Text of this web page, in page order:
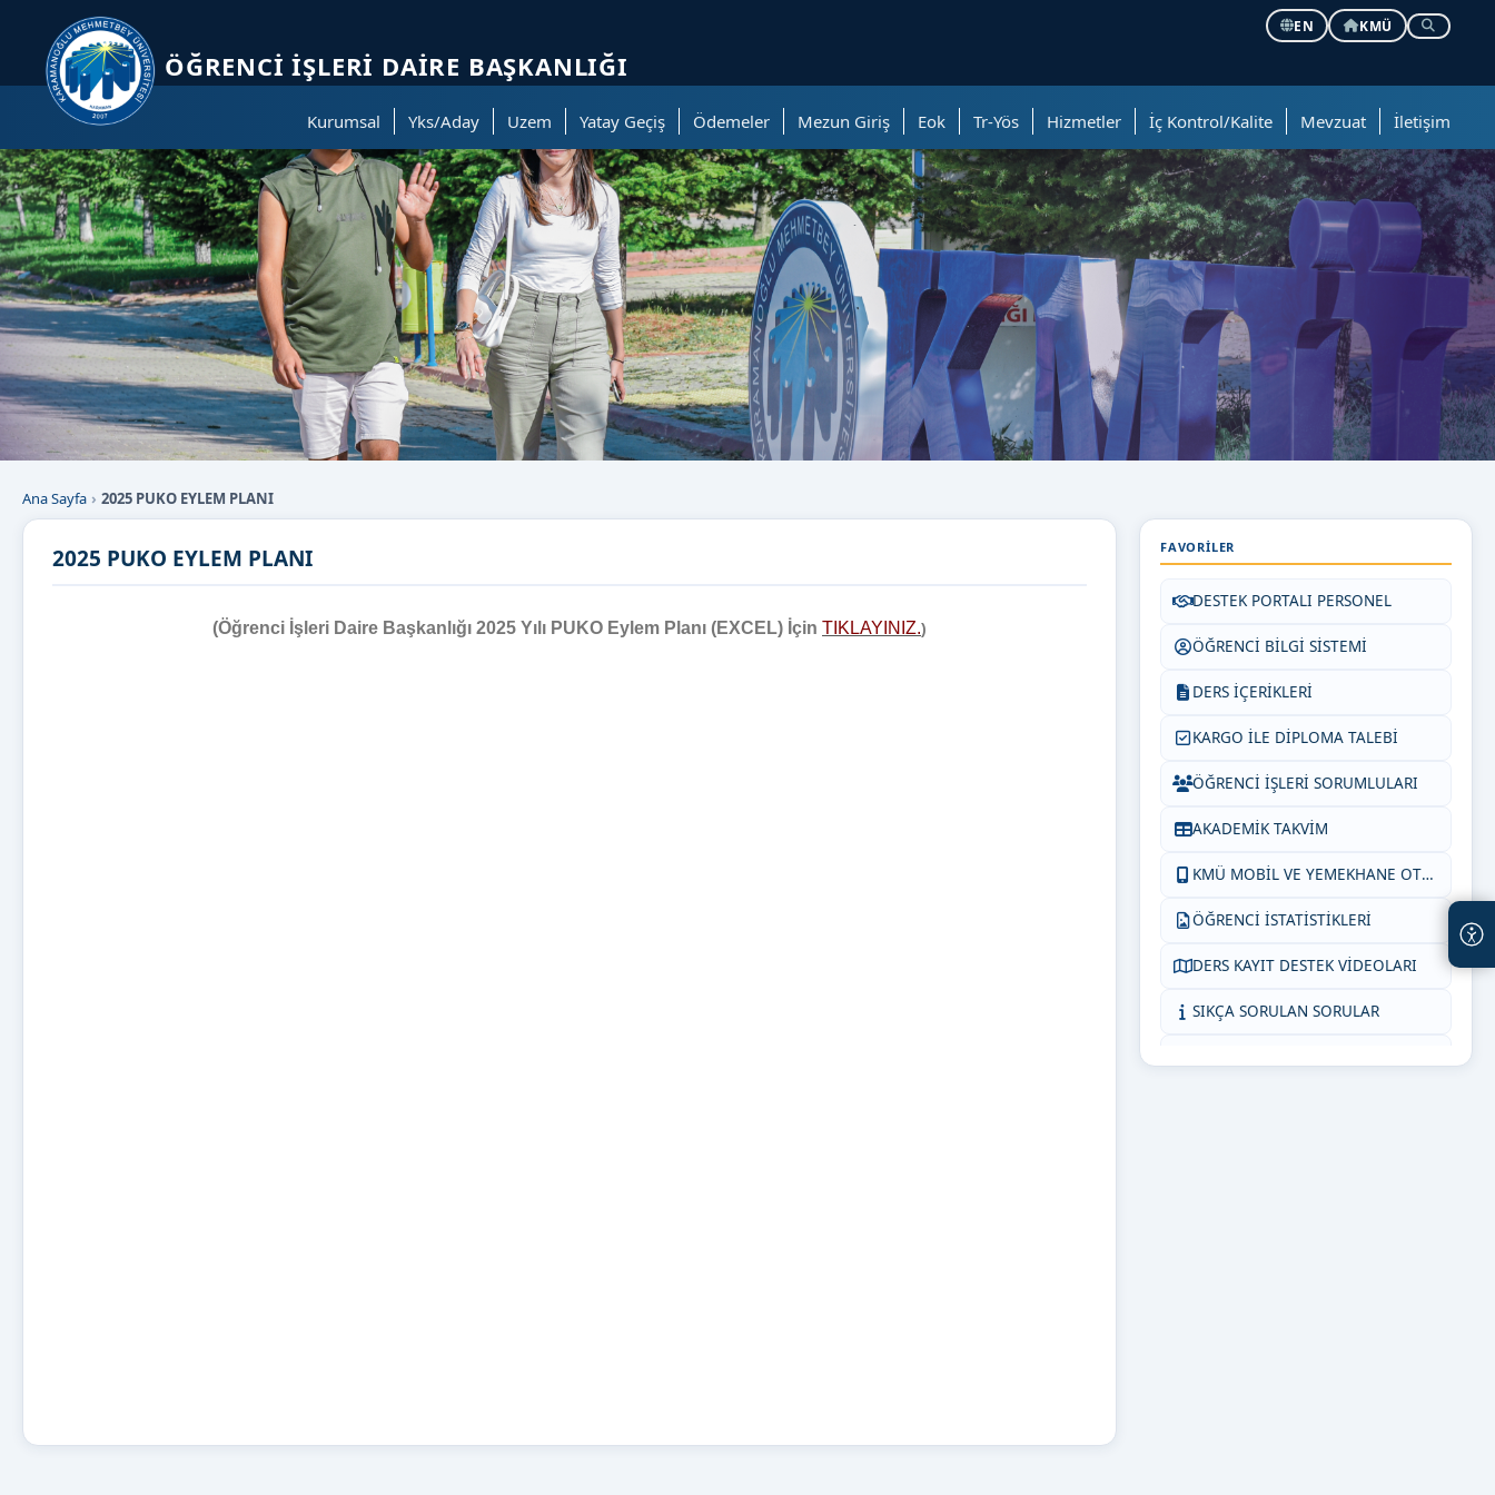
EN
KMÜ
ÖĞRENCI İŞLERI DAIRE BAŞKANLIĞI
Kurumsal Yks/Aday Uzem Yatay Geçiş Ödemeler Mezun Giriş Eok Tr-Yös Hizmetler İç Kontrol/Kalite Mevzuat İletişim
Ana Sayfa 2025 PUKO EYLEM PLANI
2025 PUKO EYLEM PLANI
(Öğrenci İşleri Daire Başkanlığı 2025 Yılı PUKO Eylem Planı (EXCEL) İçin TIKLAYINIZ.)
FAVORILER
DESTEK PORTALI PERSONEL
ÖĞRENCİ BİLGİ SİSTEMİ
DERS İÇERİKLERİ
KARGO İLE DİPLOMA TALEBİ
ÖĞRENCİ İŞLERİ SORUMLULARI
AKADEMİK TAKVİM
KMÜ MOBİL VE YEMEKHANE OTOM.
ÖĞRENCİ İSTATİSTİKLERİ
DERS KAYIT DESTEK VİDEOLARI
SIKÇA SORULAN SORULAR